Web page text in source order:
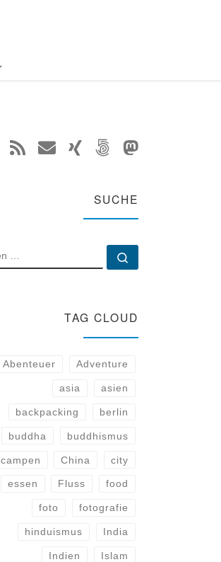
SUCHE
SUCHE
TAG CLOUD
Abenteuer Adventure
asia asien
backpacking berlin
buddha buddhismus
campen China city
essen Fluss food
foto fotografie
hinduismus India
Indien Islam